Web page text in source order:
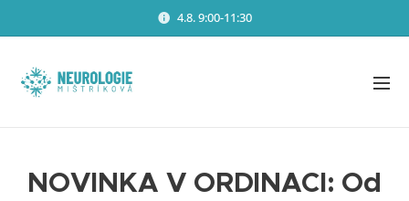
4.8. 9:00-11:30
NOVINKA V ORDINACI: Od